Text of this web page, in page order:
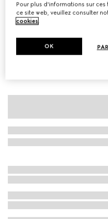
€ 645
Déclinaisons
Pour plus d'informations sur
ce site web, veuillez consulter
cookies.
OK